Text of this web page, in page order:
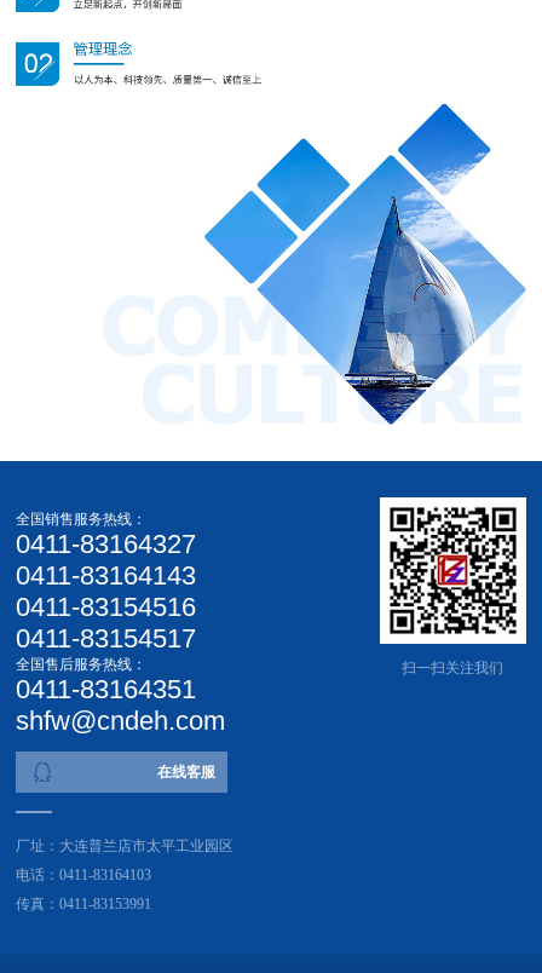
扫一扫关注我们
全国销售服务热线：
0411-83164327
0411-83164143
0411-83154516
0411-83154517
全国售后服务热线：
0411-83164351
shfw@cndeh.com
在线客服
厂址：大连普兰店市太平工业园区
电话：0411-83164103
传真：0411-83153991